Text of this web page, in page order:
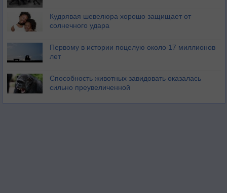
Кудрявая шевелюра хорошо защищает от
солнечного удара
Первому в истории поцелую около 17 миллионов
лет
Способность животных завидовать оказалась
сильно преувеличенной